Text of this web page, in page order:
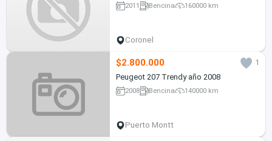
2011 Bencina 160000 km
Coronel
$2.800.000
1
Peugeot 207 Trendy año 2008
2008 Bencina 140000 km
Puerto Montt